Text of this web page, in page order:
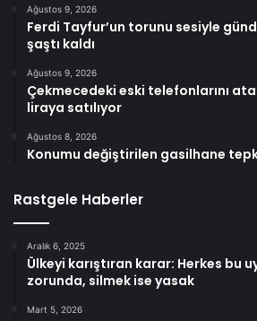
Ağustos 9, 2026
Ferdi Tayfur’un torunu sesiyle
şaştı kaldı
Ağustos 9, 2026
Çekmecedeki eski telefonlarını
liraya satılıyor
Ağustos 8, 2026
Konumu değiştirilen gasilhane
Rastgele Haberler
Aralık 6, 2025
Ülkeyi karıştıran karar: Herkes bu
zorunda, silmek ise yasak
Mart 5, 2026